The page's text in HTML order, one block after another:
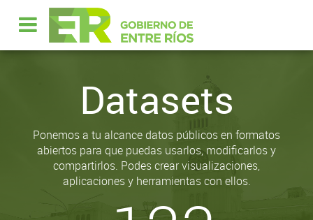
Datasets
Ponemos a tu alcance datos públicos en formatos
abiertos para que puedas usarlos, modificarlos y
compartirlos. Podes crear visualizaciones,
aplicaciones y herramientas con ellos.